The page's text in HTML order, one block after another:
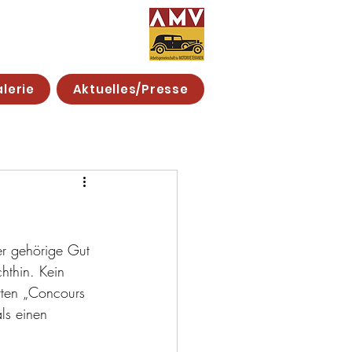
Aktuelles/Presse
gehörige Gut
Kein
„Concours
einen